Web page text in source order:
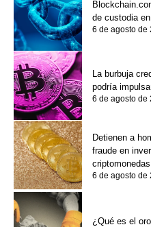
de custodia
6 de agosto de
La burbuja
podría
6 de agosto de
Detienen a
fraude en
criptomonedas
6 de agosto de
¿Qué es el